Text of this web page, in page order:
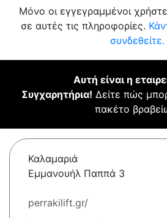
Μόνο οι εγγεγραμμένοι
σε αυτές τις πληροφορίες.
συνδεθείτε.
Αυτή είναι η
Συγχαρητήρια! Δείτε πώς
πακέτο
Καλαμαριά
Εμμανουήλ Παππά 3
perrakilift.gr/